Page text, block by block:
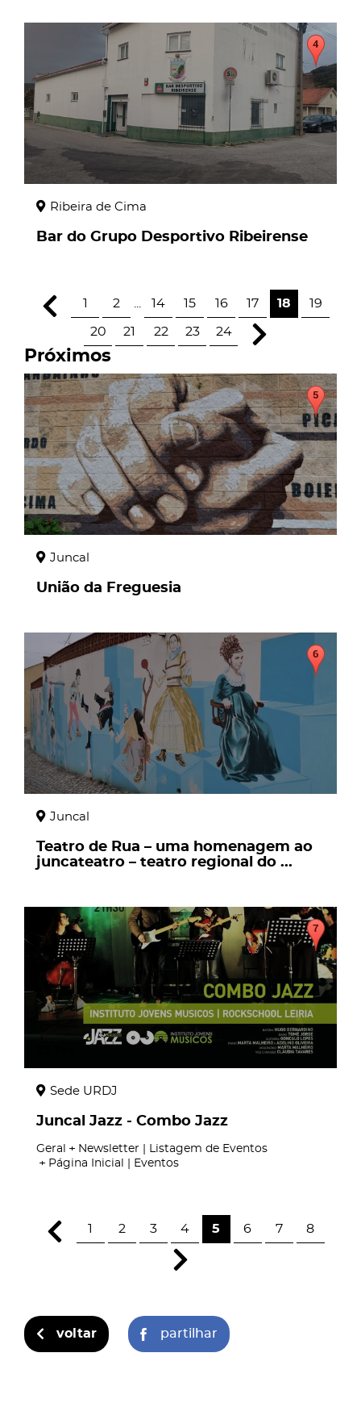
Ribeira de Cima
Bar do Grupo Desportivo Ribeirense
1 2 14 15 16 17 18 19
20 21 22 23 24
Próximos
page
Juncal
União da Freguesia
page
Juncal
Teatro de Rua – uma homenagem ao
juncateatro – teatro regional do ...
Sede URDJ
Juncal Jazz - Combo Jazz
Geral
Newsletter | Listagem de Eventos
Página Inicial | Eventos
1 2 3 4 5 6 7 8
voltar partilhar